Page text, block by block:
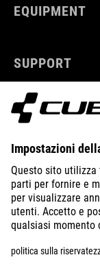
EQUIPMENT
SUPPORT
ABOUT US
EXPLORE